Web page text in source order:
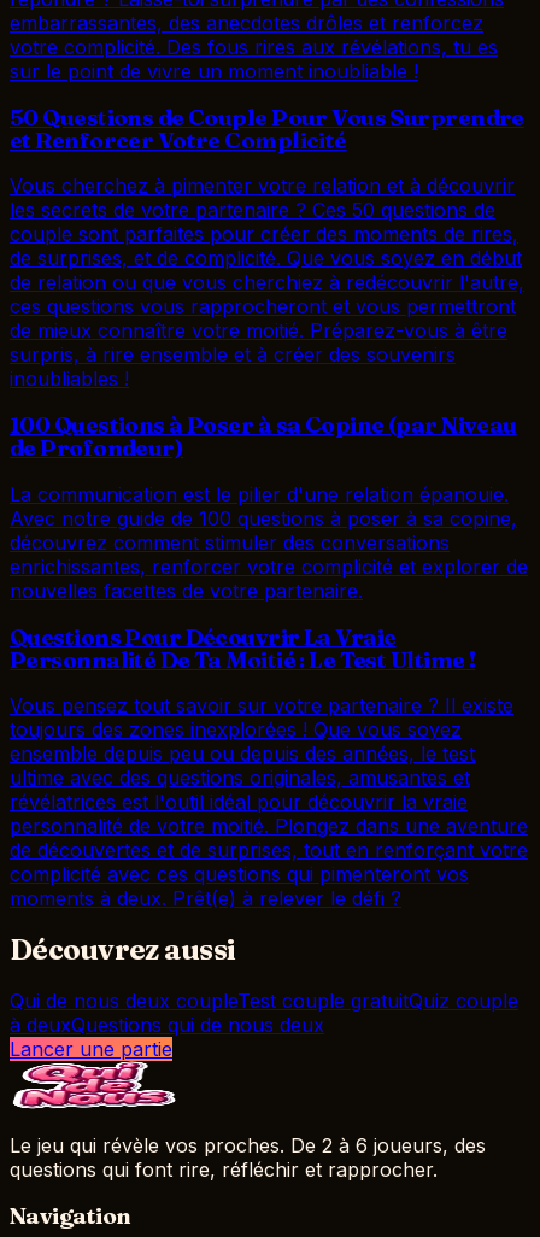
embarrassantes, des anecdotes drôles et renforcez
votre complicité. Des fous rires aux révélations, tu es
sur le point de vivre un moment inoubliable !
50 Questions de Couple Pour Vous Surprendre
et Renforcer Votre Complicité
Vous cherchez à pimenter votre relation et à découvrir
les secrets de votre partenaire ? Ces 50 questions de
couple sont parfaites pour créer des moments de rires,
de surprises, et de complicité. Que vous soyez en début
de relation ou que vous cherchiez à redécouvrir l'autre,
ces questions vous rapprocheront et vous permettront
de mieux connaître votre moitié. Préparez-vous à être
surpris, à rire ensemble et à créer des souvenirs
inoubliables !
100 Questions à Poser à sa Copine (par Niveau
de Profondeur)
La communication est le pilier d'une relation épanouie.
Avec notre guide de 100 questions à poser à sa copine,
découvrez comment stimuler des conversations
enrichissantes, renforcer votre complicité et explorer de
nouvelles facettes de votre partenaire.
Questions Pour Découvrir La Vraie
Personnalité De Ta Moitié : Le Test Ultime !
Vous pensez tout savoir sur votre partenaire ? Il existe
toujours des zones inexplorées ! Que vous soyez
ensemble depuis peu ou depuis des années, le test
ultime avec des questions originales, amusantes et
révélatrices est l'outil idéal pour découvrir la vraie
personnalité de votre moitié. Plongez dans une aventure
de découvertes et de surprises, tout en renforçant votre
complicité avec ces questions qui pimenteront vos
moments à deux. Prêt(e) à relever le défi ?
Découvrez aussi
Qui de nous deux coupleTest couple gratuitQuiz couple
à deuxQuestions qui de nous deux
Lancer une partie
Le jeu qui révèle vos proches. De 2 à 6 joueurs, des
questions qui font rire, réfléchir et rapprocher.
Navigation